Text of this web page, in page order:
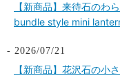
【新商品】来待石の
bundle style mini
2026/07/21
【新商品】花沢石の